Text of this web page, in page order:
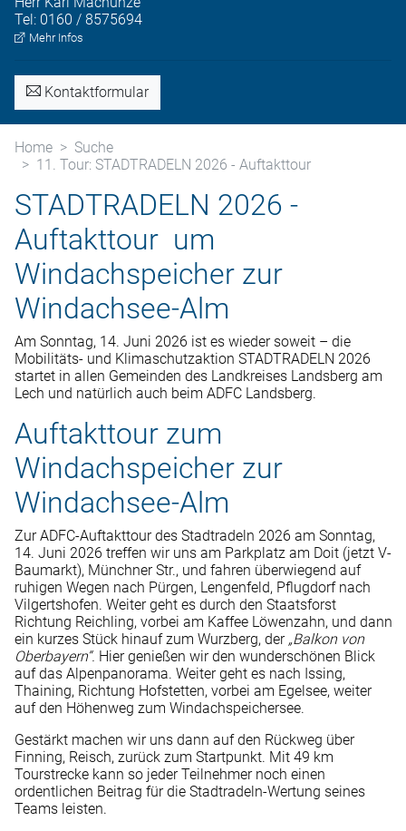
Tel: 0160 / 8575694
Mehr Infos
Kontaktformular
Home
Suche
11. Tour: STADTRADELN 2026 - Auftakttour
STADTRADELN 2026 -
Auftakttour um
Windachspeicher zur
Windachsee-Alm
Am Sonntag, 14. Juni 2026 ist es wieder soweit – die
Mobilitäts- und Klimaschutzaktion STADTRADELN 2026
startet in allen Gemeinden des Landkreises Landsberg am
Lech und natürlich auch beim ADFC Landsberg.
Auftakttour zum
Windachspeicher zur
Windachsee-Alm
Zur ADFC-Auftakttour des Stadtradeln 2026 am Sonntag,
14. Juni 2026 treffen wir uns am Parkplatz am Doit (jetzt V-
Baumarkt), Münchner Str., und fahren überwiegend auf
ruhigen Wegen nach Pürgen, Lengenfeld, Pflugdorf nach
Vilgertshofen. Weiter geht es durch den Staatsforst
Richtung Reichling, vorbei am Kaffee Löwenzahn, und dann
ein kurzes Stück hinauf zum Wurzberg, der „Balkon von
Oberbayern“. Hier genießen wir den wunderschönen Blick
auf das Alpenpanorama. Weiter geht es nach Issing,
Thaining, Richtung Hofstetten, vorbei am Egelsee, weiter
auf den Höhenweg zum Windachspeichersee.
Gestärkt machen wir uns dann auf den Rückweg über
Finning, Reisch, zurück zum Startpunkt. Mit 49 km
Tourstrecke kann so jeder Teilnehmer noch einen
ordentlichen Beitrag für die Stadtradeln-Wertung seines
Teams leisten.